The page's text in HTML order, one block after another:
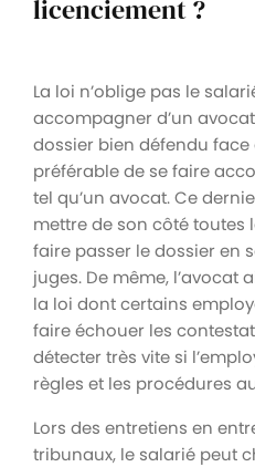
licenciement ?
La loi n’oblige pas le
accompagner d’un
dossier bien défendu face
préférable de se faire
tel qu’un avocat. Ce
mettre de son côté toutes
faire passer le dossier en
juges. De même, l’avocat
la loi dont certains
faire échouer les
détecter très vite si
règles et les procédures
Lors des entretiens en
tribunaux, le salarié peut